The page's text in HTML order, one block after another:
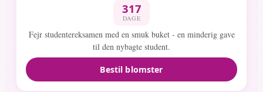
317
DAGE
Fejr studentereksamen med en smuk buket - en minderig gave
til den nybagte student.
Bestil blomster